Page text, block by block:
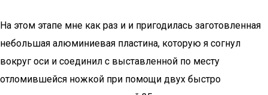
На этом этапе мне как раз и и пригодилась заготовленная
небольшая алюминиевая пластина, которую я согнул
вокруг оси и соединил с выставленной по месту
отломившейся ножкой при помощи двух быстро